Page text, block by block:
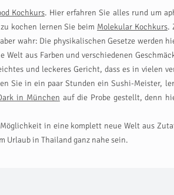
Kochkurs. Hier erfahren Sie alles rund um
kochen lernen Sie beim Molekular Kochkurs.
wahr: Die physikalischen Gesetze werden
Welt aus Farben und verschiedenen
und leckeres Gericht, dass es in vielen
Sie in ein paar Stunden ein Sushi-Meister,
in München auf die Probe gestellt, denn
in eine komplett neue Welt aus
Urlaub in Thailand ganz nahe sein.